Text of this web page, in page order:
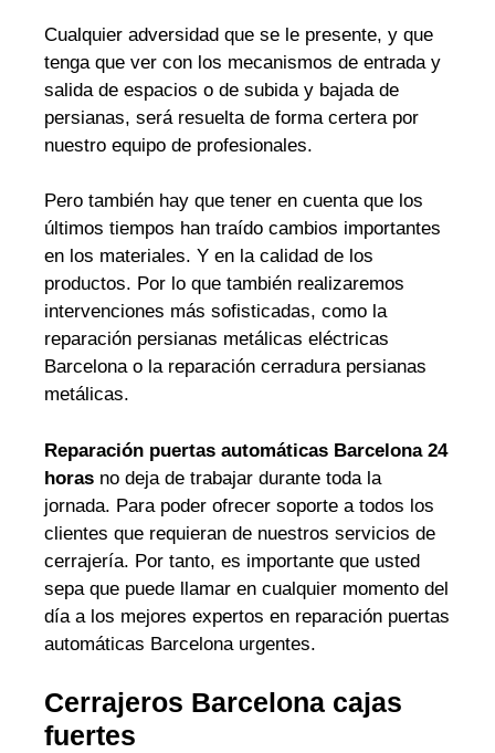
Cualquier adversidad que se le presente, y que
tenga que ver con los mecanismos de entrada y
salida de espacios o de subida y bajada de
persianas, será resuelta de forma certera por
nuestro equipo de profesionales.
Pero también hay que tener en cuenta que los
últimos tiempos han traído cambios importantes
en los materiales. Y en la calidad de los
productos. Por lo que también realizaremos
intervenciones más sofisticadas, como la
reparación persianas metálicas eléctricas
Barcelona o la reparación cerradura persianas
metálicas.
Reparación puertas automáticas Barcelona 24
horas no deja de trabajar durante toda la
jornada. Para poder ofrecer soporte a todos los
clientes que requieran de nuestros servicios de
cerrajería. Por tanto, es importante que usted
sepa que puede llamar en cualquier momento del
día a los mejores expertos en reparación puertas
automáticas Barcelona urgentes.
Cerrajeros Barcelona cajas
fuertes